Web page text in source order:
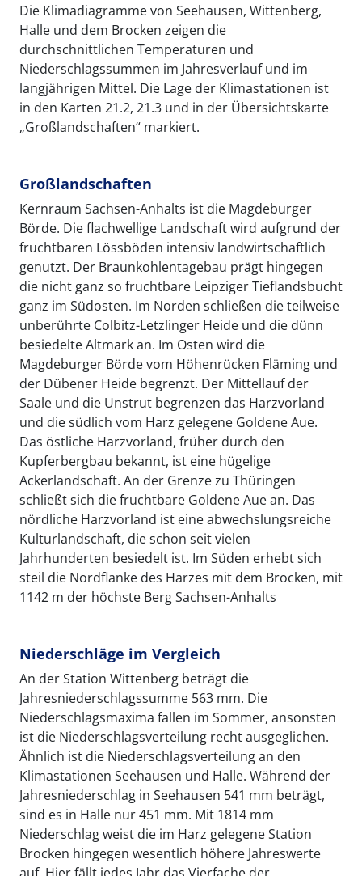
Die Klimadiagramme von Seehausen, Wittenberg,
Halle und dem Brocken zeigen die
durchschnittlichen Temperaturen und
Niederschlagssummen im Jahresverlauf und im
langjährigen Mittel. Die Lage der Klimastationen ist
in den Karten 21.2, 21.3 und in der Übersichtskarte
„Großlandschaften“ markiert.
Großlandschaften
Kernraum Sachsen-Anhalts ist die Magdeburger
Börde. Die flachwellige Landschaft wird aufgrund der
fruchtbaren Lössböden intensiv landwirtschaftlich
genutzt. Der Braunkohlentagebau prägt hingegen
die nicht ganz so fruchtbare Leipziger Tieflandsbucht
ganz im Südosten. Im Norden schließen die teilweise
unberührte Colbitz-Letzlinger Heide und die dünn
besiedelte Altmark an. Im Osten wird die
Magdeburger Börde vom Höhenrücken Fläming und
der Dübener Heide begrenzt. Der Mittellauf der
Saale und die Unstrut begrenzen das Harzvorland
und die südlich vom Harz gelegene Goldene Aue.
Das östliche Harzvorland, früher durch den
Kupferbergbau bekannt, ist eine hügelige
Ackerlandschaft. An der Grenze zu Thüringen
schließt sich die fruchtbare Goldene Aue an. Das
nördliche Harzvorland ist eine abwechslungsreiche
Kulturlandschaft, die schon seit vielen
Jahrhunderten besiedelt ist. Im Süden erhebt sich
steil die Nordflanke des Harzes mit dem Brocken, mit
1142 m der höchste Berg Sachsen-Anhalts
Niederschläge im Vergleich
An der Station Wittenberg beträgt die
Jahresniederschlagssumme 563 mm. Die
Niederschlagsmaxima fallen im Sommer, ansonsten
ist die Niederschlagsverteilung recht ausgeglichen.
Ähnlich ist die Niederschlagsverteilung an den
Klimastationen Seehausen und Halle. Während der
Jahresniederschlag in Seehausen 541 mm beträgt,
sind es in Halle nur 451 mm. Mit 1814 mm
Niederschlag weist die im Harz gelegene Station
Brocken hingegen wesentlich höhere Jahreswerte